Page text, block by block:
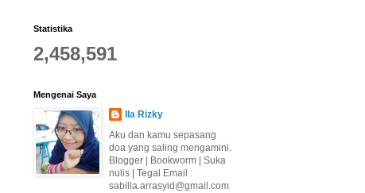
Statistika
2,458,591
Mengenai Saya
Ila Rizky
Aku dan kamu sepasang
doa yang saling mengamini.
Blogger | Bookworm | Suka
nulis | Tegal Email :
sabilla.arrasyid@gmail.com